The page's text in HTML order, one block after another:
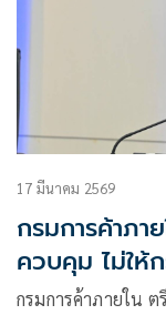
17 มีนาคม 2569
กรมการค้าภา
ควบคุม ไม่ให้
กรมการค้าภายใน